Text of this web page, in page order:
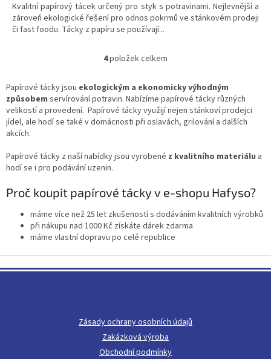
Kvalitní papírový tácek určený pro styk s potravinami. Nejlevnější a
zároveň ekologické řešení pro odnos pokrmů ve stánkovém prodeji
či fast foodu. Tácky z papíru se používají...
O
l
á
d
a
p
k
y
v
ý
p
s
u
4položek celkem
Papírové tácky jsou ekologickým a ekonomicky výhodným
způsobem servírování potravin. Nabízíme papírové tácky různých
velikostí a provedení. Papírové tácky využijí nejen stánkoví prodejci
jídel, ale hodí se také v domácnosti při oslavách, grilování a dalších
akcích.
Papírové tácky z naší nabídky jsou vyrobené z kvalitního materiálu a
hodí se i pro podávání uzenin.
Proč koupit papírové tácky v e-shopu Hafyso?
máme více než 25 let zkušeností s dodáváním kvalitních výrobků
při nákupu nad 1000 Kč získáte dárek zdarma
máme vlastní dopravu po celé republice
á
Zásady ochrany osobních údajů
Zakázková výroba
Obchodní podmínky